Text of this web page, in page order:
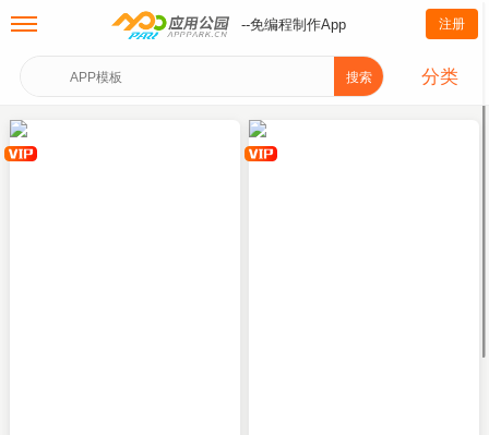
--免编程制作App 注册
搜索 分类